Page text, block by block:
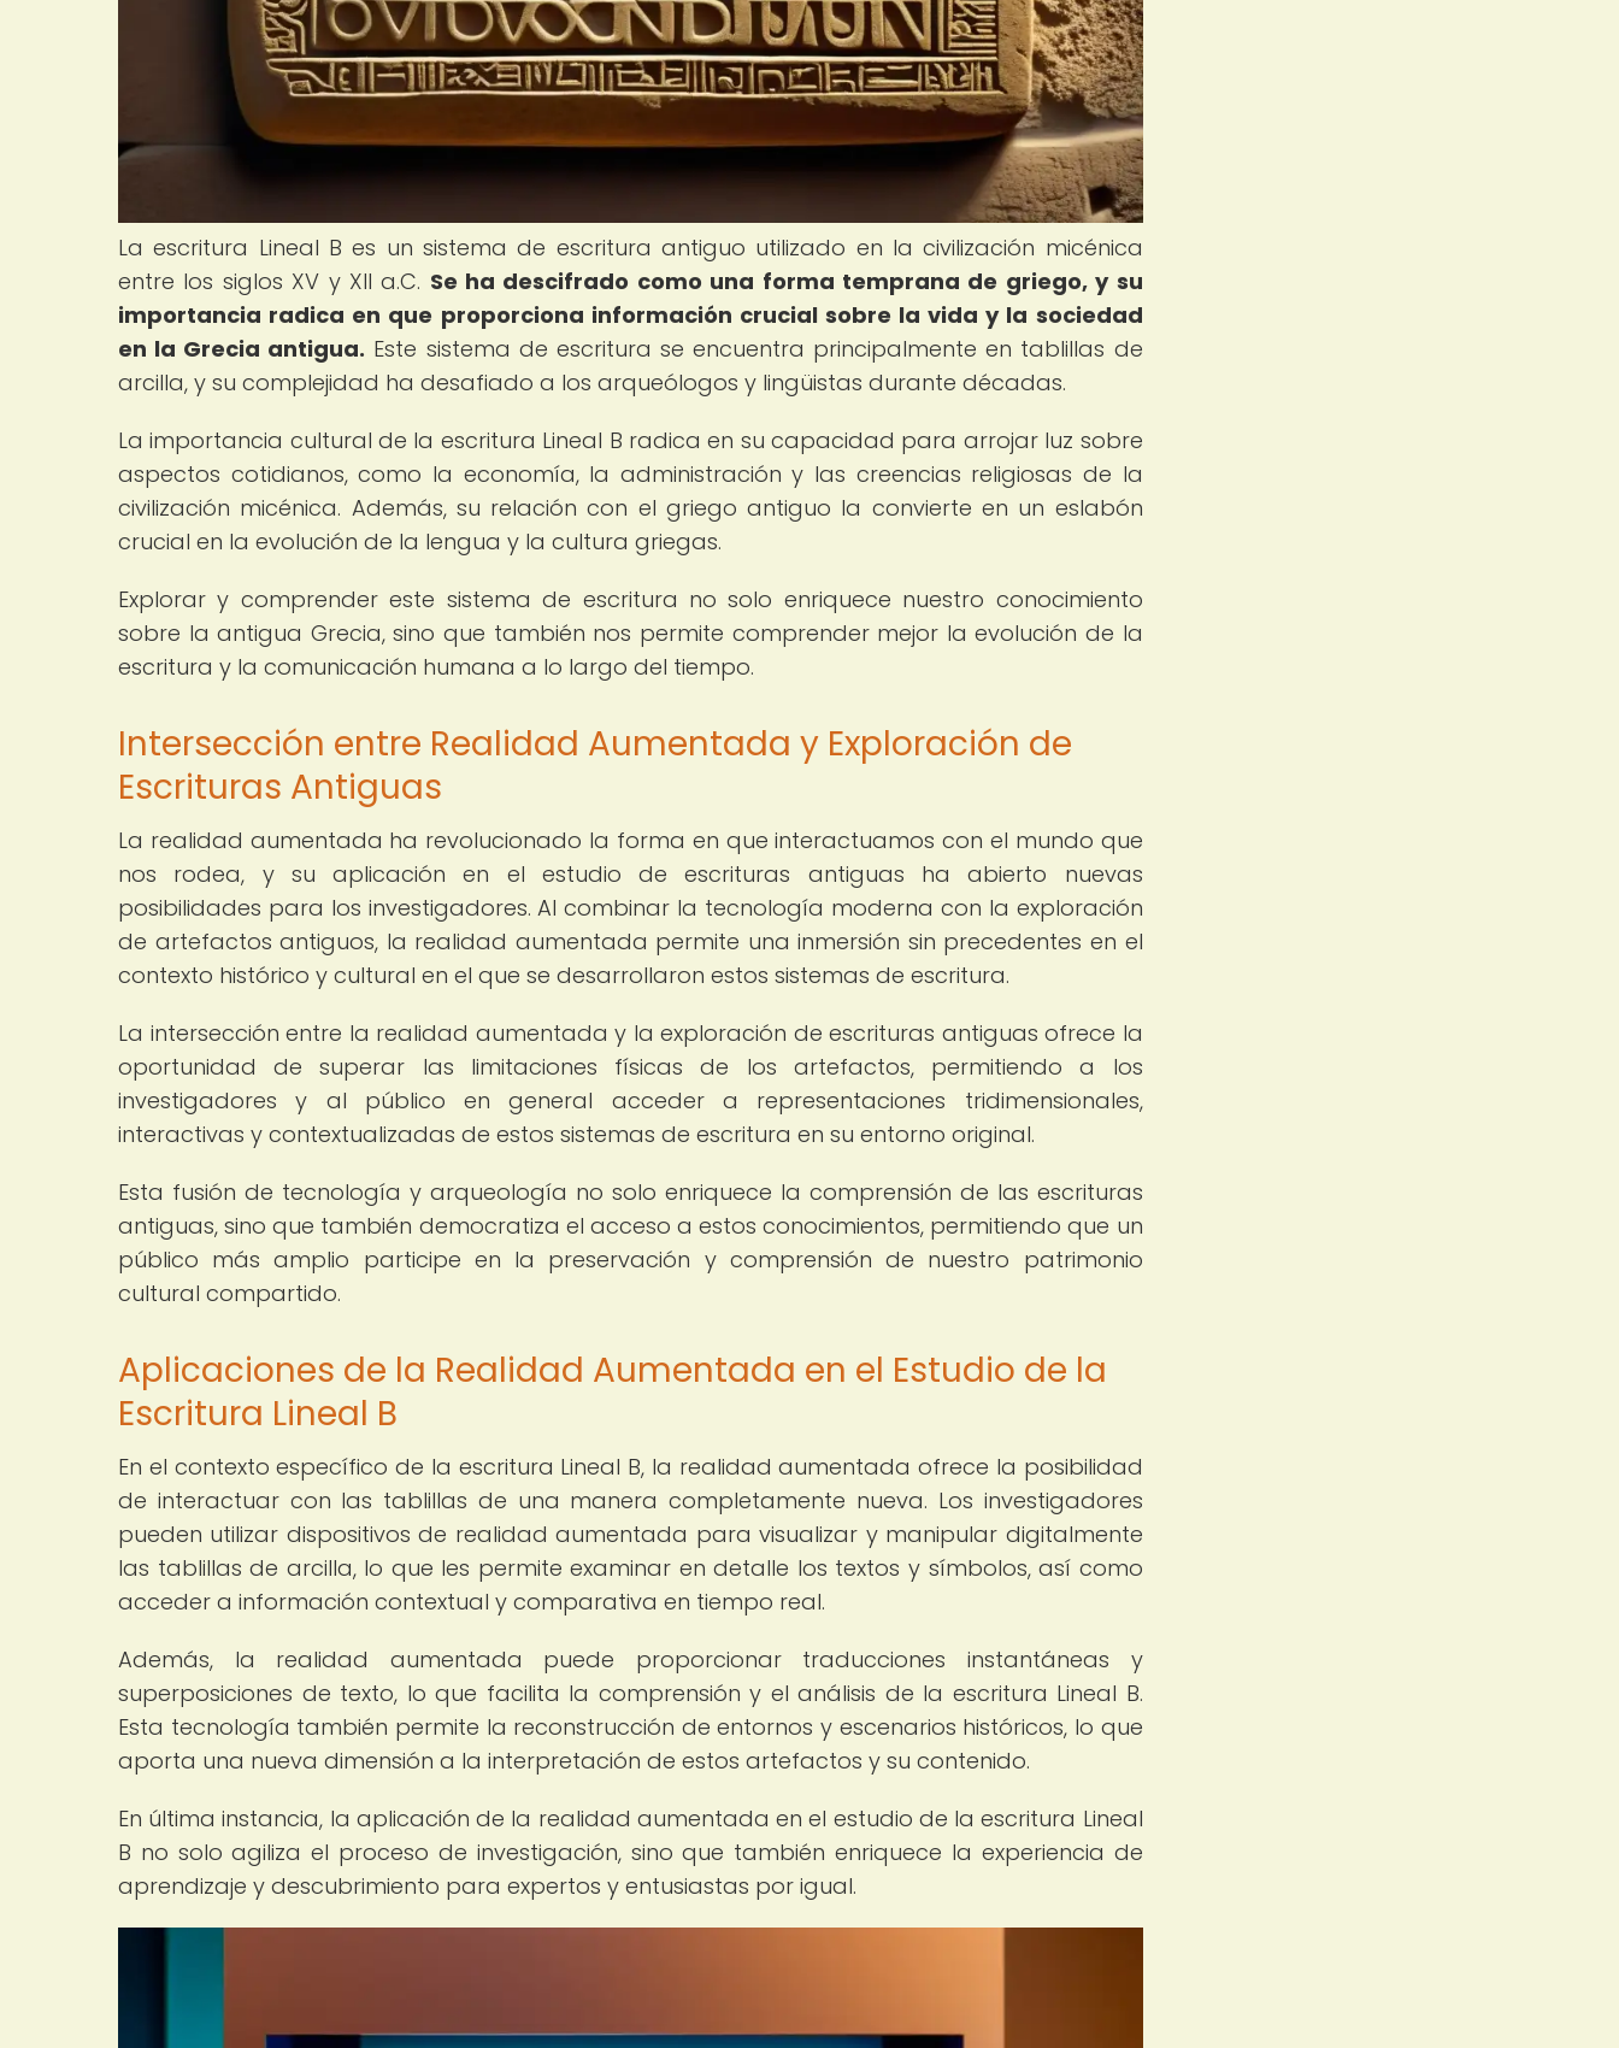
La escritura Lineal B es un sistema de escritura antiguo utilizado en la civilización micénica
entre los siglos XV y XII a.C. Se ha descifrado como una forma temprana de griego, y su
importancia radica en que proporciona información crucial sobre la vida y la sociedad
en la Grecia antigua. Este sistema de escritura se encuentra principalmente en tablillas de
arcilla, y su complejidad ha desafiado a los arqueólogos y lingüistas durante décadas.
La importancia cultural de la escritura Lineal B radica en su capacidad para arrojar luz sobre
aspectos cotidianos, como la economía, la administración y las creencias religiosas de la
civilización micénica. Además, su relación con el griego antiguo la convierte en un eslabón
crucial en la evolución de la lengua y la cultura griegas.
Explorar y comprender este sistema de escritura no solo enriquece nuestro conocimiento
sobre la antigua Grecia, sino que también nos permite comprender mejor la evolución de la
escritura y la comunicación humana a lo largo del tiempo.
Intersección entre Realidad Aumentada y Exploración de
Escrituras Antiguas
La realidad aumentada ha revolucionado la forma en que interactuamos con el mundo que
nos rodea, y su aplicación en el estudio de escrituras antiguas ha abierto nuevas
posibilidades para los investigadores. Al combinar la tecnología moderna con la exploración
de artefactos antiguos, la realidad aumentada permite una inmersión sin precedentes en el
contexto histórico y cultural en el que se desarrollaron estos sistemas de escritura.
La intersección entre la realidad aumentada y la exploración de escrituras antiguas ofrece la
oportunidad de superar las limitaciones físicas de los artefactos, permitiendo a los
investigadores y al público en general acceder a representaciones tridimensionales,
interactivas y contextualizadas de estos sistemas de escritura en su entorno original.
Esta fusión de tecnología y arqueología no solo enriquece la comprensión de las escrituras
antiguas, sino que también democratiza el acceso a estos conocimientos, permitiendo que un
público más amplio participe en la preservación y comprensión de nuestro patrimonio
cultural compartido.
Aplicaciones de la Realidad Aumentada en el Estudio de la
Escritura Lineal B
En el contexto específico de la escritura Lineal B, la realidad aumentada ofrece la posibilidad
de interactuar con las tablillas de una manera completamente nueva. Los investigadores
pueden utilizar dispositivos de realidad aumentada para visualizar y manipular digitalmente
las tablillas de arcilla, lo que les permite examinar en detalle los textos y símbolos, así como
acceder a información contextual y comparativa en tiempo real.
Además, la realidad aumentada puede proporcionar traducciones instantáneas y
superposiciones de texto, lo que facilita la comprensión y el análisis de la escritura Lineal B.
Esta tecnología también permite la reconstrucción de entornos y escenarios históricos, lo que
aporta una nueva dimensión a la interpretación de estos artefactos y su contenido.
En última instancia, la aplicación de la realidad aumentada en el estudio de la escritura Lineal
B no solo agiliza el proceso de investigación, sino que también enriquece la experiencia de
aprendizaje y descubrimiento para expertos y entusiastas por igual.